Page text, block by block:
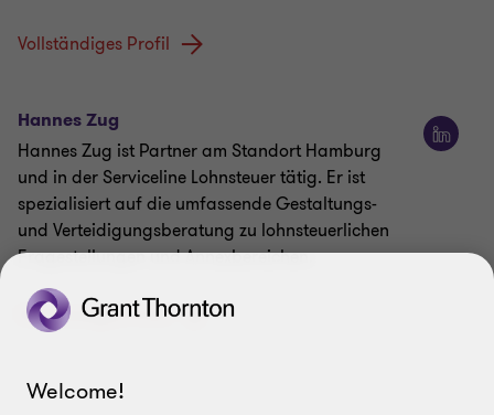
Vollständiges Profil
Hannes Zug
Hannes Zug ist Partner am Standort Hamburg
und in der Serviceline Lohnsteuer tätig. Er ist
spezialisiert auf die umfassende Gestaltungs-
und Verteidigungsberatung zu lohnsteuerlichen
Fragestellungen und Annexbereichen.
Vollständiges Profil
Welcome!